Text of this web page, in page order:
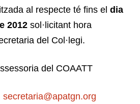
al respecte té fins el dia
2012 sol·licitant hora
del Col·legi.
del COAATT
secretaria@apatgn.org